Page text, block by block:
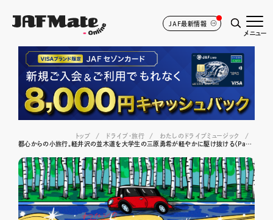
JAF最新情報
メニュー
トップ ドライブ･旅行
わたしのドライブミュージック
都心からの小旅行。軽井沢の並木道を大学生の三原勇希が軽やかに駆け抜ける〈Pacific！／Disappear〉